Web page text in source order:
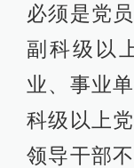
必须是党
副科级以
业、事业
科级以上
领导干部